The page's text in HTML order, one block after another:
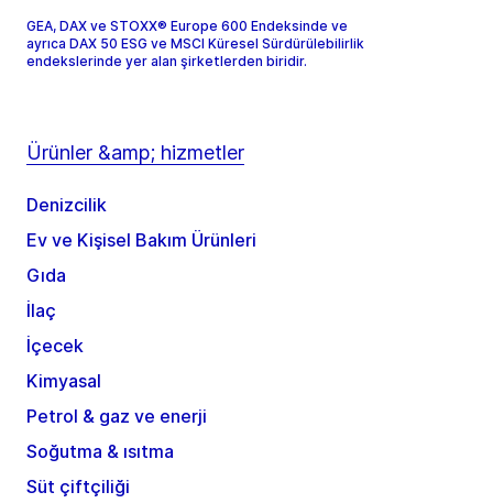
GEA, DAX ve STOXX® Europe 600 Endeksinde ve
ayrıca DAX 50 ESG ve MSCI Küresel Sürdürülebilirlik
endekslerinde yer alan şirketlerden biridir.
Ürünler &amp; hizmetler
Denizcilik
Ev ve Kişisel Bakım Ürünleri
Gıda
İlaç
İçecek
Kimyasal
Petrol & gaz ve enerji
Soğutma & ısıtma
Süt çiftçiliği